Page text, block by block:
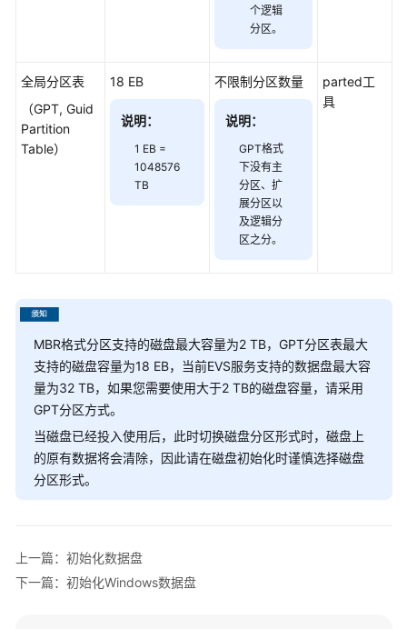
磁
挂
数
盘
磁
盘
分
区
形
式
化
Windows
个逻辑
分区。
全局分区表
（GPT, Guid
Partition
Table）
18 EB
说明：
1 EB =
1048576
TB
不限制分区数量
说明：
GPT格式
下没有主
分区、扩
展分区以
及逻辑分
区之分。
parted工
具
MBR格式分区支持的磁盘最大容量为2 TB，GPT分区表最大
支持的磁盘容量为18 EB，当前EVS服务支持的数据盘最大容
量为32 TB，如果您需要使用大于2 TB的磁盘容量，请采用
GPT分区方式。
当磁盘已经投入使用后，此时切换磁盘分区形式时，磁盘上
的原有数据将会清除，因此请在磁盘初始化时谨慎选择磁盘
分区形式。
上一篇：初始化数据盘
下一篇：初始化Windows数据盘